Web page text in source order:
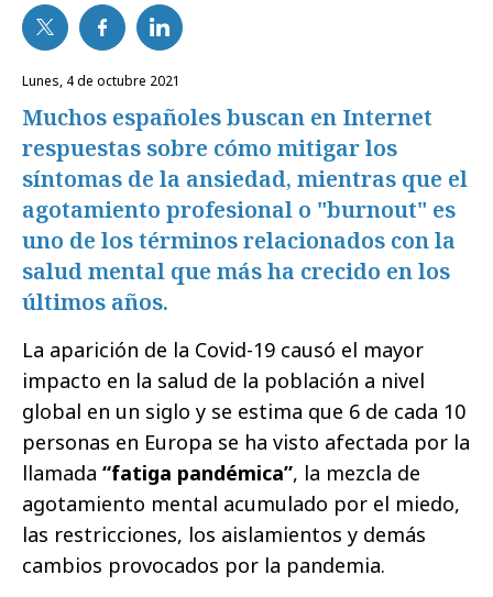
lunes, 4 de octubre 2021
Muchos españoles buscan en Internet
respuestas sobre cómo mitigar los
síntomas de la ansiedad, mientras que el
agotamiento profesional o "burnout" es
uno de los términos relacionados con la
salud mental que más ha crecido en los
últimos años.
La aparición de la Covid-19 causó el mayor
impacto en la salud de la población a nivel
global en un siglo y se estima que 6 de cada 10
personas en Europa se ha visto afectada por la
llamada “fatiga pandémica”, la mezcla de
agotamiento mental acumulado por el miedo,
las restricciones, los aislamientos y demás
cambios provocados por la pandemia.